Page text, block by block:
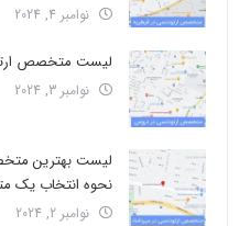
نوامبر 4, 2024
لیست متخصص
نوامبر 3, 2024
لیست بهترین
نحوه انتخاب
نوامبر 2, 2024